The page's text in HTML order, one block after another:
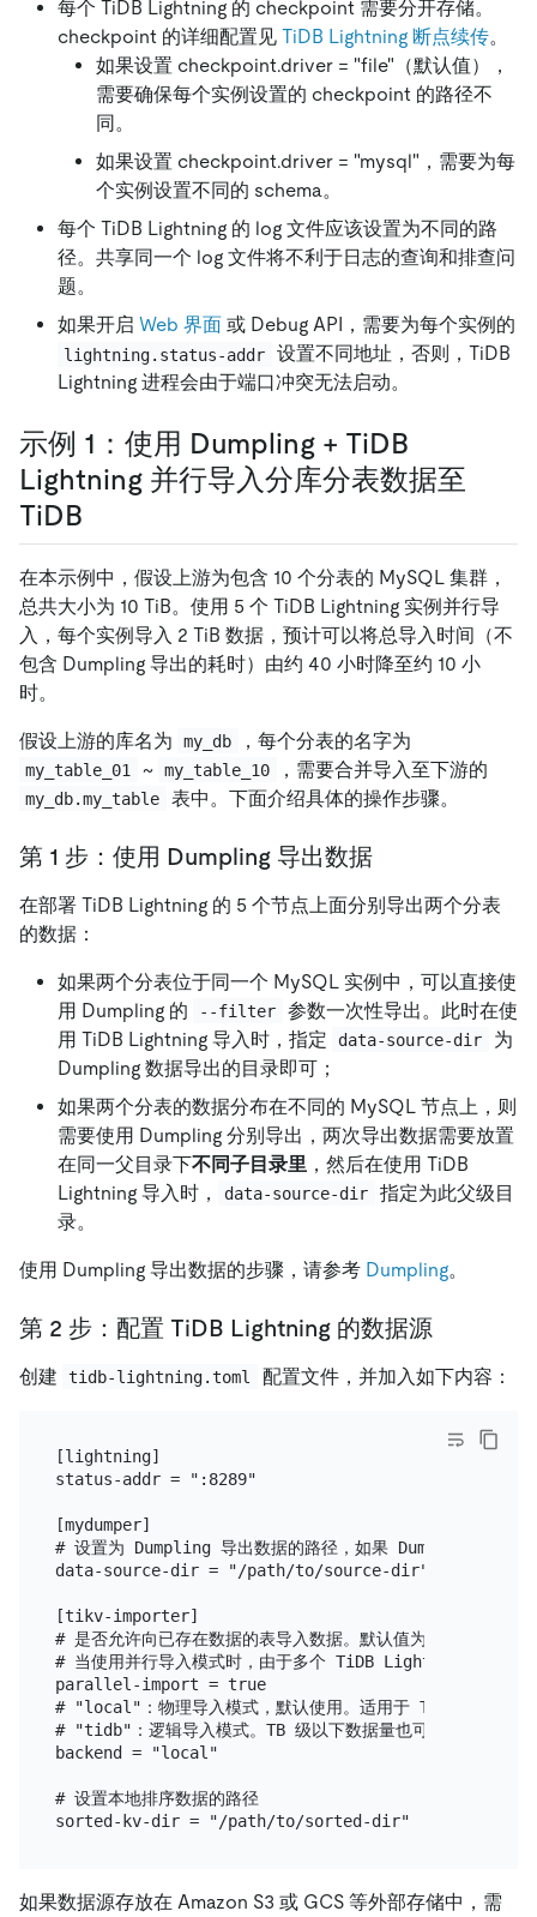
每个 TiDB Lightning 的 checkpoint 需要分开存储。
checkpoint 的详细配置见 TiDB Lightning 断点续传。
如果设置 checkpoint.driver = "file"（默认值），
需要确保每个实例设置的 checkpoint 的路径不
同。
如果设置 checkpoint.driver = "mysql"，需要为每
个实例设置不同的 schema。
每个 TiDB Lightning 的 log 文件应该设置为不同的路
径。共享同一个 log 文件将不利于日志的查询和排查问
题。
如果开启 Web 界面 或 Debug API，需要为每个实例的
lightning.status-addr
设置不同地址，否则，TiDB
Lightning 进程会由于端口冲突无法启动。
示例 1：使用 Dumpling + TiDB
Lightning 并行导入分库分表数据至
TiDB
在本示例中，假设上游为包含 10 个分表的 MySQL 集群，
总共大小为 10 TiB。使用 5 个 TiDB Lightning 实例并行导
入，每个实例导入 2 TiB 数据，预计可以将总导入时间（不
包含 Dumpling 导出的耗时）由约 40 小时降至约 10 小
时。
假设上游的库名为 my_db ，每个分表的名字为
my_table_01 ~ my_table_10 ，需要合并导入至下游的
my_db.my_table 表中。下面介绍具体的操作步骤。
第 1 步：使用 Dumpling 导出数据
在部署 TiDB Lightning 的 5 个节点上面分别导出两个分表
的数据：
如果两个分表位于同一个 MySQL 实例中，可以直接使
用 Dumpling 的
--filter
参数一次性导出。此时在使
用 TiDB Lightning 导入时，指定
data-source-dir
为
Dumpling 数据导出的目录即可；
如果两个分表的数据分布在不同的 MySQL 节点上，则
需要使用 Dumpling 分别导出，两次导出数据需要放置
在同一父目录下不同子目录里 ，然后在使用 TiDB
Lightning 导入时，
data-source-dir
指定为此父级目
录。
使用 Dumpling 导出数据的步骤，请参考 Dumpling。
第 2 步：配置 TiDB Lightning 的数据源
创建 tidb-lightning.toml 配置文件，并加入如下内容：
[lightning]
status-addr = ":8289"
[mydumper]
# 设置为 Dumpling 导出数据的路径，如果 Dumpling 执行了
data-source-dir = "/path/to/source-dir"
[tikv-importer]
# 是否允许向已存在数据的表导入数据。默认值为 false。
# 当使用并行导入模式时，由于多个 TiDB Lightning 实例同
parallel-import = true
# "local"：物理导入模式，默认使用。适用于 TB 级以上大数
# "tidb"：逻辑导入模式。TB 级以下数据量也可以采用，下
backend = "local"
# 设置本地排序数据的路径
如果数据源存放在 Amazon S3 或 GCS 等外部存储中，需